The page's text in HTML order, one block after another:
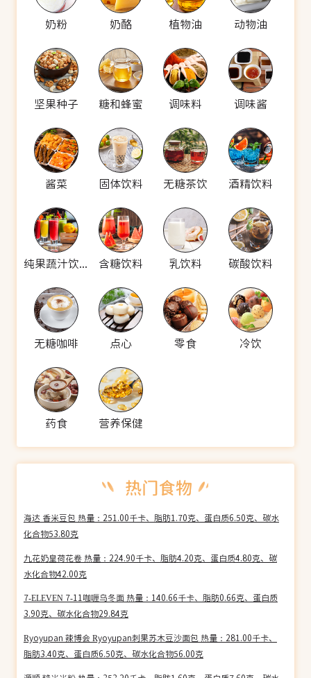
奶粉 奶酪 植物油 动物油
坚果种子 糖和蜂蜜 调味料 调味酱
酱菜 固体饮料 无糖茶饮 酒精饮料
纯果蔬汁饮料 含糖饮料 乳饮料 碳酸饮料
无糖咖啡 点心 零食 冷饮
药食 营养保健
海达 香米豆包 热量：251.00千卡、脂肪1.70克、蛋白质6.50克、碳水
化合物53.80克
九花奶皇荷花卷 热量：224.90千卡、脂肪4.20克、蛋白质4.80克、碳
水化合物42.00克
7-ELEVEN 7-11咖喱乌冬面 热量：140.66千卡、脂肪0.66克、蛋白质
3.90克、碳水化合物29.84克
Ryoyupan 辣博会 Ryoyupan刺果苏木豆沙面包 热量：281.00千卡、
脂肪3.40克、蛋白质6.50克、碳水化合物56.00克